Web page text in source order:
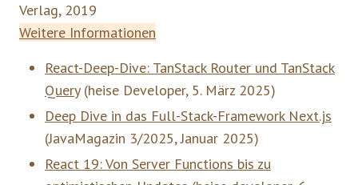
Verlag, 2019
Weitere Informationen
React-Deep-Dive: TanStack Router und TanStack
Query(heise Developer, 5. März 2025)
Deep Dive in das Full-Stack-Framework Next.js
(JavaMagazin 3/2025, Januar 2025)
React 19: Von Server Functions bis zu